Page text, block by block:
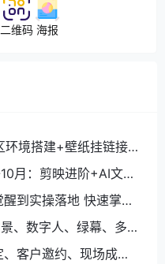
二维码 海报
环境搭建+壁纸挂链接
月：剪映进阶+AI文案
到实操落地 快速掌握
、数字人、绿幕、多种
客户邀约、现场成